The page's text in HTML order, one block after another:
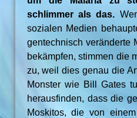
schlimmer als das.
sozialen Medien
gentechnisch veränderte
bekämpfen, stimmen die
zu, weil dies genau die
Monster wie Bill Gates
herausfinden, dass die
Moskitos, die von